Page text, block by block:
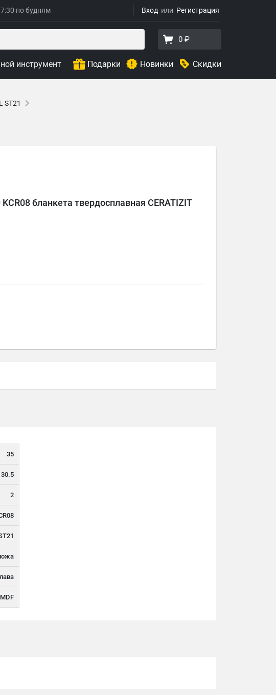
Вход Регистрация
по будням
0 ₽
инструмент Подарки Новинки Скидки
ST21
бланкета твердосплавная CERATIZIT
35
30.5
2